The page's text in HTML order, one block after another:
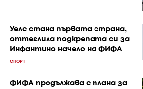
Уелс стана първата страна,
оттеглила подкрепата си за
Инфантино начело на ФИФА
СПОРТ
ФИФА продължава с плана за